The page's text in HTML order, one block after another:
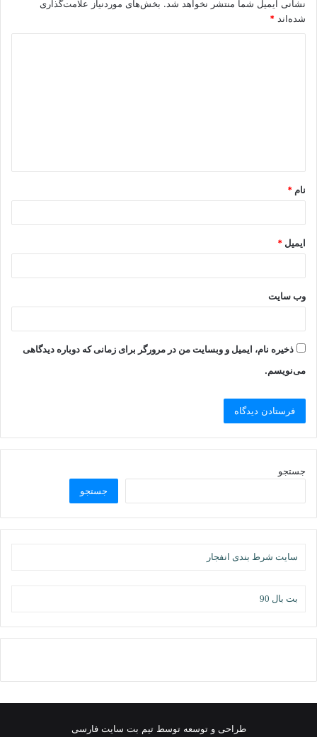
نشانی ایمیل شما منتشر نخواهد شد. بخش‌های موردنیاز علامت‌گذاری
شده‌اند *
نام *
ایمیل *
وب‌ سایت
ذخیره نام، ایمیل و وبسایت من در مرورگر برای زمانی که دوباره دیدگاهی
می‌نویسم.
جستجو
جستجو
سایت شرط بندی انفجار
بت بال 90
طراحی و توسعه توسط تیم بت سایت فارسی